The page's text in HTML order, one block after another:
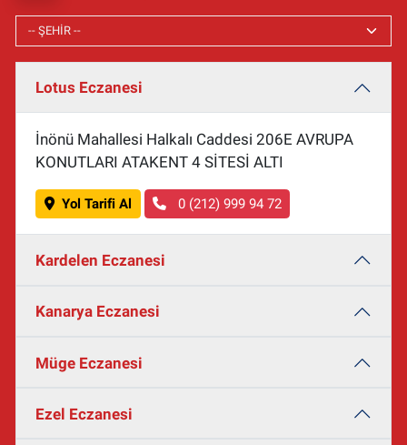
Lotus Eczanesi
İnönü Mahallesi Halkalı Caddesi 206E AVRUPA
KONUTLARI ATAKENT 4 SİTESİ ALTI
Yol Tarifi Al 0 (212) 999 94 72
Kardelen Eczanesi
Kanarya Eczanesi
Müge Eczanesi
Ezel Eczanesi